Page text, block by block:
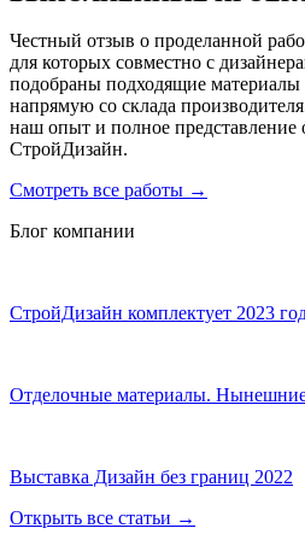
Честный отзыв о проделанной
для которых совместно с
подобраны подходящие
напрямую со склада
наш опыт и полное представление
СтройДизайн.
Смотреть все работы →
Блог компании
СтройДизайн комплектует 2023
Отделочные материалы.
Выставка Дизайн без границ 2022
Открыть все статьи →